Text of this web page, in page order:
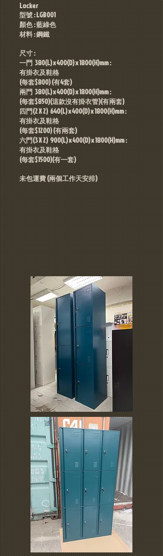
Locker
型號 : LGB001
顏色 : 藍綠色
材料 : 鋼鐵
尺寸 :
一門380(L) x 400(D) x 1800(H)mm :
​有掛衣及鞋格
(每套$800) (有4套)
兩門380(L) x 400(D) x 1800(H)mm :
(每套$850)(這款沒有掛衣管)(有兩套)
四門(2 X 2) 640(L) x 400(D) x 1800(H)mm :
​有掛衣及鞋格
(每套$1200) (有兩套)
六門(3 X 2) 900(L) x 400(D) x 1800(H)mm :
​有掛衣及鞋格
(每套$1500)(有一套)
​未包運費 (兩個工作天安排)​​​